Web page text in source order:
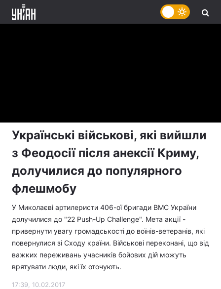
Українські військові, які вийшли
з Феодосії після анексії Криму,
долучилися до популярного
флешмобу
У Миколаєві артилеристи 406-ої бригади ВМС України
долучилися до "22 Push-Up Challenge". Мета акції -
привернути увагу громадськості до воїнів-ветеранів, які
повернулися зі Сходу країни. Військові переконані, що від
важких переживань учасників бойових дій можуть
врятувати люди, які їх оточують.
17:39, 10.02.2017